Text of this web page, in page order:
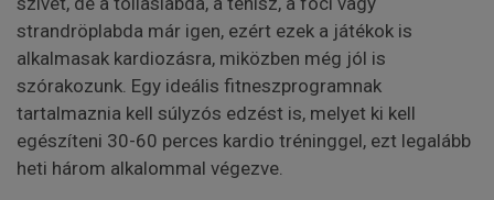
strandröplabda már igen, ezért ezek a játékok is
alkalmasak kardiozásra, miközben még jól is
szórakozunk. Egy ideális fitneszprogramnak
tartalmaznia kell súlyzós edzést is, melyet ki kell
egészíteni 30-60 perces kardio tréninggel, ezt legalább
heti három alkalommal végezve.